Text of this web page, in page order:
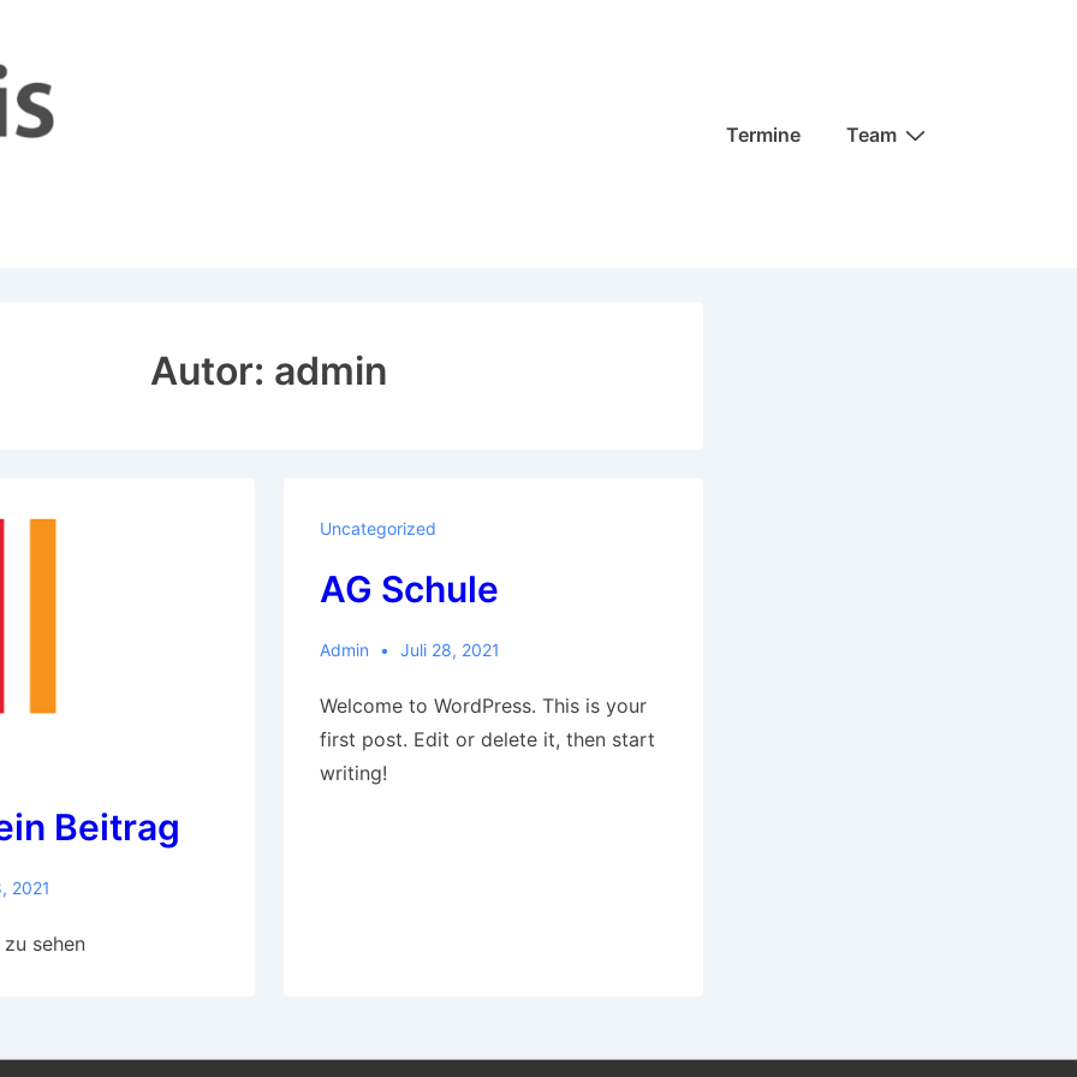
Hauptnavigation
Termine Team
Autor: admin
Beitrag
2021
sehen
Uncategorized
AG Schule
Admin Juli 28, 2021
Welcome to WordPress. This is your
first post. Edit or delete it, then start
writing!